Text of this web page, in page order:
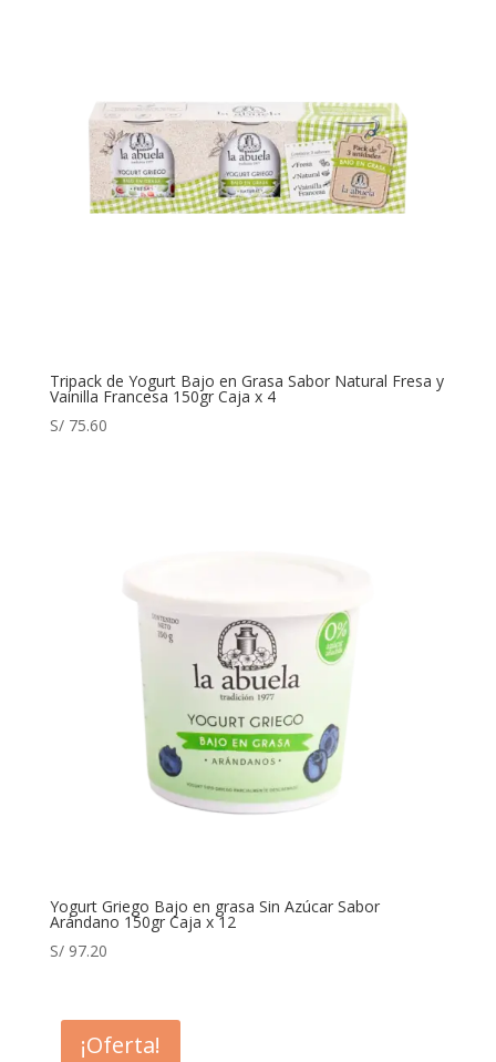
Tripack de Yogurt Bajo en Grasa Sabor Natural Fresa y
Vainilla Francesa 150gr Caja x 4
S/75.60
Yogurt Griego Bajo en grasa Sin Azúcar Sabor
Arándano 150gr Caja x 12
S/97.20
¡Oferta!